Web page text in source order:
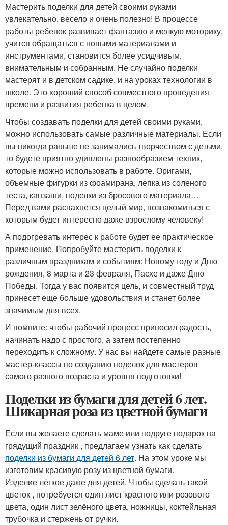
Мастерить поделки для детей своими руками
увлекательно, весело и очень полезно! В процессе
работы ребенок развивает фантазию и мелкую моторику,
учится обращаться с новыми материалами и
инструментами, становится более усидчивым,
внимательным и собранным. Не случайно поделки
мастерят и в детском садике, и на уроках технологии в
школе. Это хороший способ совместного проведения
времени и развития ребенка в целом.
Чтобы создавать поделки для детей своими руками,
можно использовать самые различные материалы. Если
вы никогда раньше не занимались творчеством с детьми,
то будете приятно удивлены разнообразием техник,
которые можно использовать в работе. Оригами,
объемные фигурки из фоамирана, лепка из соленого
теста, канзаши, поделки из бросового материала…
Перед вами распахнется целый мир, познакомиться с
которым будет интересно даже взрослому человеку!
А подогревать интерес к работе будет ее практическое
применение. Попробуйте мастерить поделки к
различным праздникам и событиям: Новому году и Дню
рождения, 8 марта и 23 февраля, Пасхе и даже Дню
Победы. Тогда у вас появится цель, и совместный труд
принесет еще больше удовольствия и станет более
значимым для всех.
И помните: чтобы рабочий процесс приносил радость,
начинать надо с простого, а затем постепенно
переходить к сложному. У нас вы найдете самые разные
мастер-классы по созданию поделок для мастеров
самого разного возраста и уровня подготовки!
Поделки из бумаги для детей 6 лет.
Шикарная роза из цветной бумаги
Если вы желаете сделать маме или подруге подарок на
грядущий праздник , предлагаем узнать как сделать
поделки из бумаги для детей 6 лет. На этом уроке мы
изготовим красивую розу из цветной бумаги.
Изделие лёгкое даже для детей. Чтобы сделать такой
цветок , потребуется один лист красного или розового
цвета, один лист зелёного цвета, ножницы, коктейльная
трубочка и стержень от ручки.